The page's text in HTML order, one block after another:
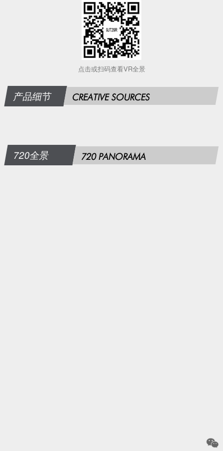
点击或扫码查看VR全景
产品细节 CREATIVE SOURCES
720全景 720 PANORAMA